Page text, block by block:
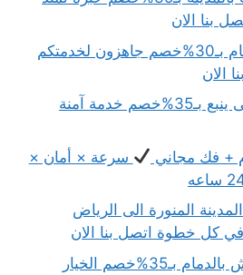
بنا الان
دينات نقل عفش الدمام بـ30%خصم جاهزون لخدمتكم
الان
نقل عفش من مكة الى ينبع بـ35%خصم خدمة آمنة
+ فك مجاني
سرعة × أمان ×
المنورة الى الرياض
افضل شركة نقل عفش بالدمام بـ35%خصم الخيار